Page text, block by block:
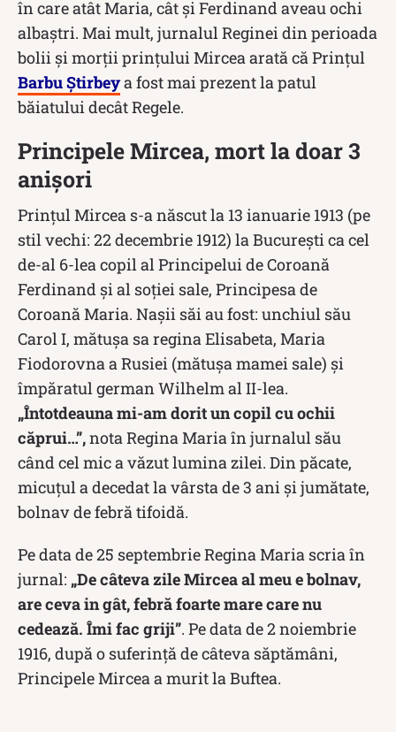
în care atât Maria, cât și Ferdinand aveau ochi
albaștri. Mai mult, jurnalul Reginei din perioada
bolii și morții prințului Mircea arată că Prințul
Barbu Știrbeya fost mai prezent la patul
băiatului decât Regele.
Principele Mircea, mort la doar 3
anișori
Prințul Mircea s-a născut la 13 ianuarie 1913 (pe
stil vechi: 22 decembrie 1912) la București ca cel
de-al 6-lea copil al Principelui de Coroană
Ferdinand și al soției sale, Principesa de
Coroană Maria. Nașii săi au fost: unchiul său
Carol I, mătușa sa regina Elisabeta, Maria
Fiodorovna a Rusiei (mătușa mamei sale) și
împăratul german Wilhelm al II-lea.
„Întotdeauna mi-am dorit un copil cu ochii
căprui…”,nota Regina Maria în jurnalul său
când cel mic a văzut lumina zilei. Din păcate,
micuțul a decedat la vârsta de 3 ani și jumătate,
bolnav de febră tifoidă.
Pe data de 25 septembrie Regina Maria scria în
jurnal: „De câteva zile Mircea al meu e bolnav,
are ceva in gât, febră foarte mare care nu
cedează. Îmi fac griji”. Pe data de 2 noiembrie
1916, după o suferință de câteva săptămâni,
Principele Mircea a murit la Buftea.